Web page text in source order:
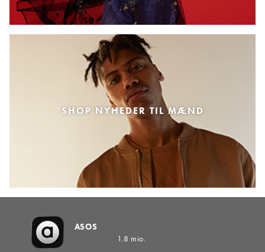
SHOP NYHEDER TIL MÆND
ASOS
1.8 mio.